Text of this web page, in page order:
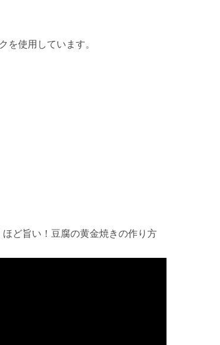
使用しています。
ど旨い！豆腐の黄金焼きの作り方